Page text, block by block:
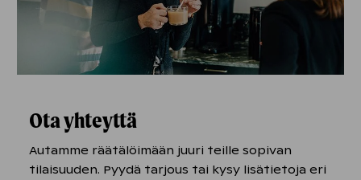
Ota yhteyttä
Autamme räätälöimään juuri teille sopivan
tilaisuuden. Pyydä tarjous tai kysy lisätietoja eri